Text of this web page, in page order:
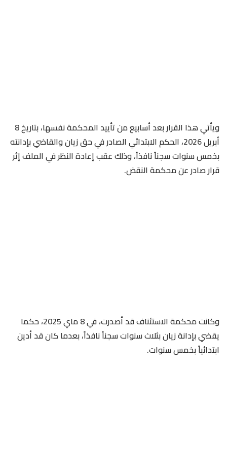
ويأتي هذا القرار بعد أسابيع من تأييد المحكمة نفسها، بتاريخ 8
أبريل 2026، الحكم الابتدائي الصادر في حق زيان والقاضي بإدانته
بخمس سنوات سجناً نافذاً، وذلك عقب إعادة النظر في الملف إثر
قرار صادر عن محكمة النقض.
وكانت محكمة الاستئناف قد أصدرت، في 8 ماي 2025، حكما
يقضي بإدانة زيان بثلاث سنوات سجناً نافذاً، بعدما كان قد أدين
ابتدائياً بخمس سنوات.